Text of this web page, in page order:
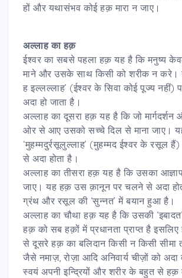
हों और यथासंभव कोई हक़ मारा न जाए।
अल्लाह का हक़
ईश्वर का सबसे पहला हक़ यह है कि मनुष्य
माने और उसके साथ किसी को शरीक न करे।
ह इल्लल्लाह’ (ईश्वर के सिवा कोई पूज्य नहीं)
अदा हो जाता है।
अल्लाह का दूसरा हक़ यह है कि जो
ओर से आए उसको सच्चे दिल से माना जाए।
‘मुहम्मदुर्रसूलुल्लाह’ (मुहम्मद ईश्वर के रसूल हैं)
से अदा होता है।
अल्लाह का तीसरा हक़ यह है कि उसका
जाए। यह हक़ उस क़ानून पर चलने से अदा
ग्रंथ और रसूल की ‘सुन्नत’ में बयान हुआ है।
अल्लाह का चौथा हक़ यह है कि उसकी
हक़ को सब हक़ों में प्रधानता प्राप्त है
से दूसरे हक़ का बलिदान किसी न किसी
जैसे नमाज़, रोज़ा आदि अनिवार्य चीज़ों को
स्वयं अपनी इन्द्रियों और शरीर के बहुत से हक़